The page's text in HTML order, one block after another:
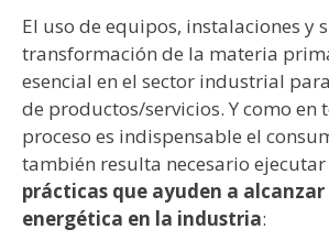
El uso de equipos, instalaciones y
transformación de la materia
esencial en el sector industrial
de productos/servicios. Y como en
proceso es indispensable el
también resulta necesario
prácticas que ayuden a
energética en la industria: